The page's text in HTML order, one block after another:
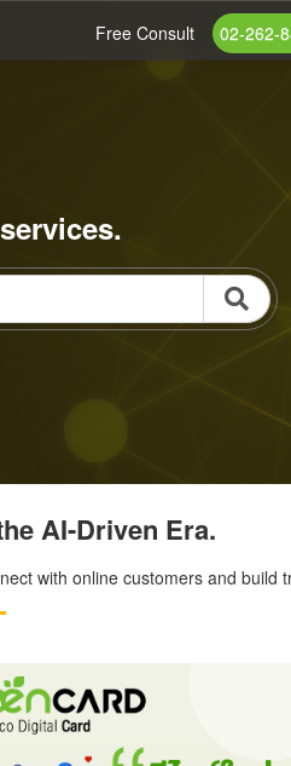
Free Consult 02-262-
AI-Driven Era.
with online customers and build